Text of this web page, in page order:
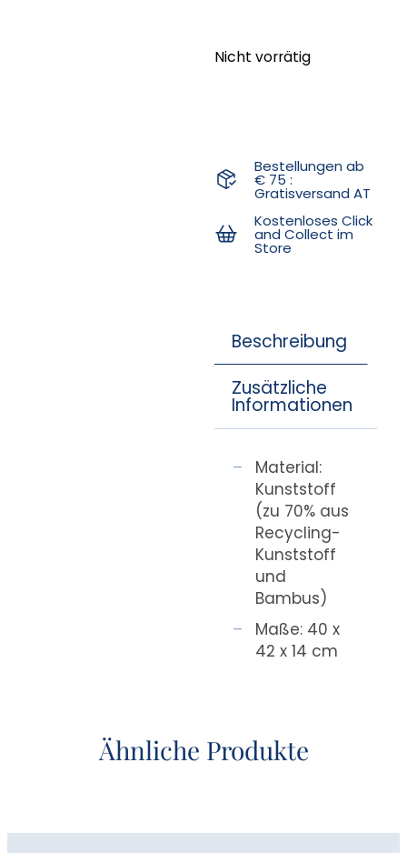
Nicht vorrätig
Bestellungen ab
€ 75 :
Gratisversand AT
Kostenloses Click
and Collect im
Store
Beschreibung
Zusätzliche
Informationen
Material:
Kunststoff
(zu 70% aus
Recycling-
Kunststoff
und
Bambus)
Maße: 40 x
42 x 14 cm
Ähnliche Produkte